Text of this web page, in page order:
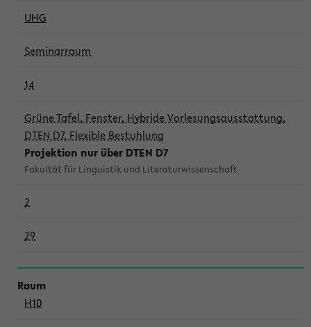
UHG
Seminarraum
14
Grüne Tafel, Fenster, Hybride Vorlesungsausstattung,
DTEN D7, Flexible Bestuhlung
Projektion nur über DTEN D7
Fakultät für Linguistik und Literaturwissenschaft
2
29
H10